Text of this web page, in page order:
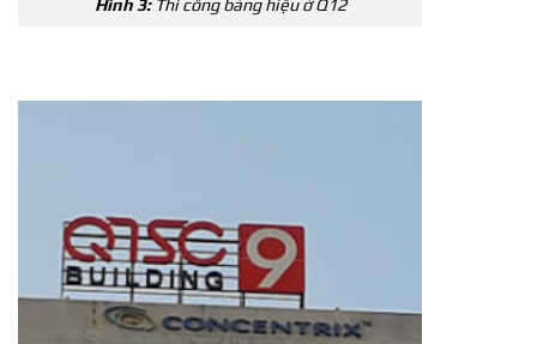
Hình 3:Thi công bảng hiệu ở Q12